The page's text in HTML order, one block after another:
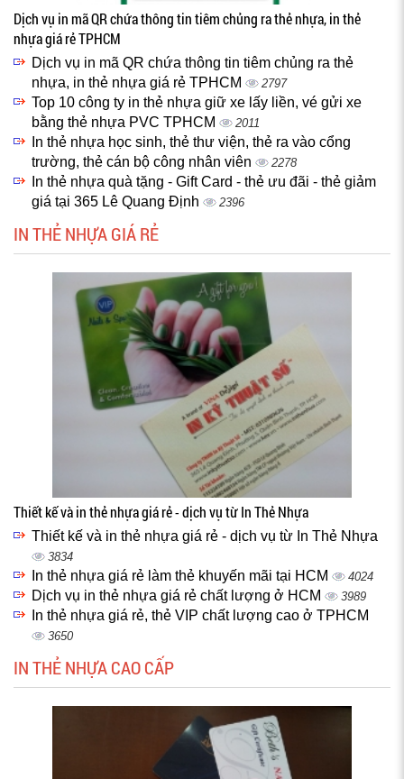
Dịch vụ in mã QR chứa thông tin tiêm chủng ra thẻ nhựa, in thẻ
nhựa giá rẻ TPHCM
Dịch vụ in mã QR chứa thông tin tiêm chủng ra thẻ
nhựa, in thẻ nhựa giá rẻ TPHCM
2797
Top 10 công ty in thẻ nhựa giữ xe lấy liền, vé gửi xe
bằng thẻ nhựa PVC TPHCM
2011
In thẻ nhựa học sinh, thẻ thư viện, thẻ ra vào cổng
trường, thẻ cán bộ công nhân viên
2278
In thẻ nhựa quà tặng - Gift Card - thẻ ưu đãi - thẻ giảm
giá tại 365 Lê Quang Định
2396
IN THẺ NHỰA GIÁ RẺ
Thiết kế và in thẻ nhựa giá rẻ - dịch vụ từ In Thẻ Nhựa
Thiết kế và in thẻ nhựa giá rẻ - dịch vụ từ In Thẻ Nhựa
3834
In thẻ nhựa giá rẻ làm thẻ khuyến mãi tại HCM 4024
Dịch vụ in thẻ nhựa giá rẻ chất lượng ở HCM 3989
In thẻ nhựa giá rẻ, thẻ VIP chất lượng cao ở TPHCM
3650
IN THẺ NHỰA CAO CẤP